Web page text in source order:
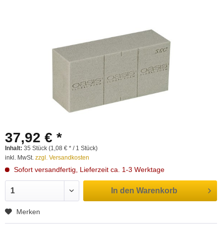
37,92 € *
Inhalt: 35 Stück (1,08 € * / 1 Stück)
inkl. MwSt. zzgl. Versandkosten
Sofort versandfertig, Lieferzeit ca. 1-3 Werktage
In den Warenkorb
Merken